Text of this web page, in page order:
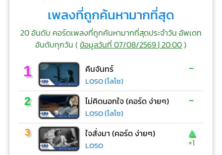
เพลงที่ถูกค้นหามากที่สุด
20 อันดับ คอร์ดเพลงที่ถูกค้นหามากที่สุดประจำวัน อัพเดท
อันดับทุกวัน (ข้อมูลวันที่ 07/08/2569 | 20:00)
1 คืนจันทร์
LOSO (โลโซ)
-
2 ไม่คิดนอกใจ (คอร์ด ง่ายๆ)
LOSO (โลโซ)
-
3 ใจสั่งมา (คอร์ด ง่ายๆ)
LOSO
▲
+1